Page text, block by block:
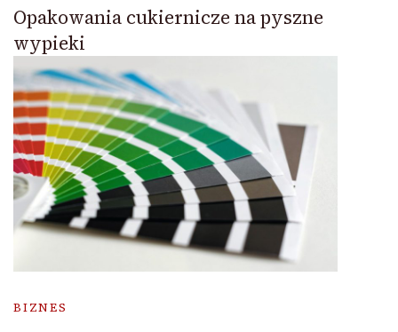
Opakowania cukiernicze na pyszne
wypieki
BIZNES